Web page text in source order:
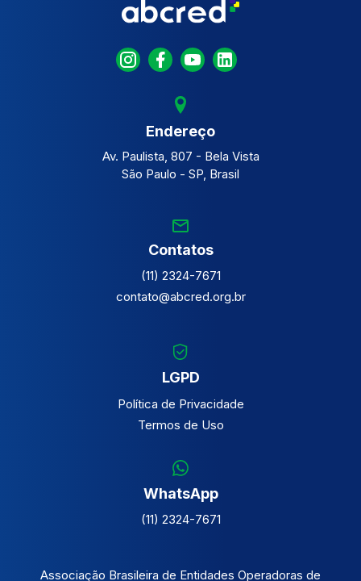
Endereço
Av. Paulista, 807 - Bela Vista
São Paulo - SP, Brasil
Contatos
(11) 2324-7671
contato@abcred.org.br
LGPD
Política de Privacidade
Termos de Uso
WhatsApp
(11) 2324-7671
Associação Brasileira de Entidades Operadoras de